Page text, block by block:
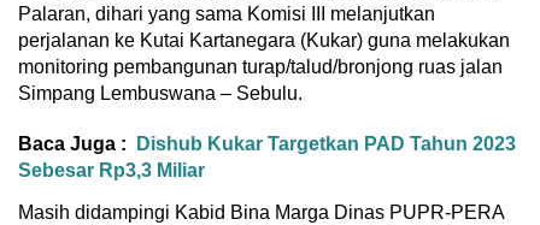
Palaran, dihari yang sama Komisi III melanjutkan
perjalanan ke Kutai Kartanegara (Kukar) guna melakukan
monitoring pembangunan turap/talud/bronjong ruas jalan
Simpang Lembuswana – Sebulu.
Baca Juga :
Dishub Kukar Targetkan PAD Tahun 2023
Sebesar Rp3,3 Miliar
Masih didampingi Kabid Bina Marga Dinas PUPR-PERA